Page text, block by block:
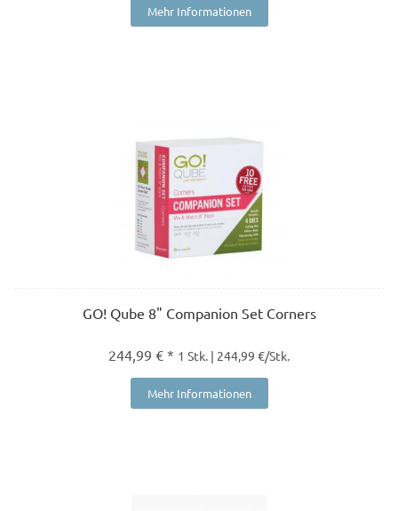
Mehr Informationen
GO! Qube 8" Companion Set Corners
244,99 € * 1 Stk. | 244,99 €/Stk.
Mehr Informationen